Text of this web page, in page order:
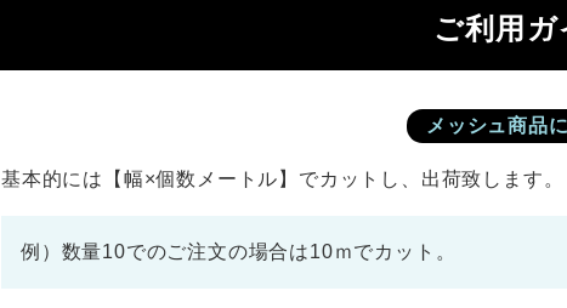
ご利用ガ
メッシュ商品
基本的には【幅×個数メートル】でカットし、出荷致します。
例）数量10でのご注文の場合は10ｍでカット。